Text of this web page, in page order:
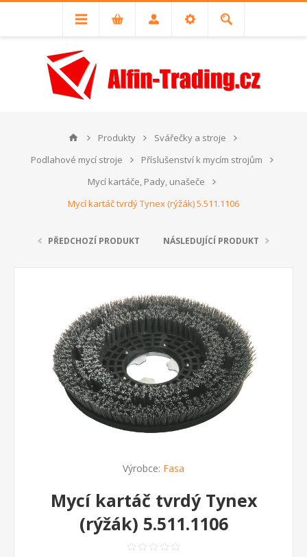
Produkty
Svářečky a stroje
Podlahové mycí stroje
Příslušenství k mycím strojům
Mycí kartáče, Pady, unašeče
Mycí kartáč tvrdý Tynex (rýžák) 5.511.1106
PŘEDCHOZÍ PRODUKT NÁSLEDUJÍCÍ PRODUKT
Výrobce: Fasa
Mycí kartáč tvrdý Tynex
(rýžák) 5.511.1106